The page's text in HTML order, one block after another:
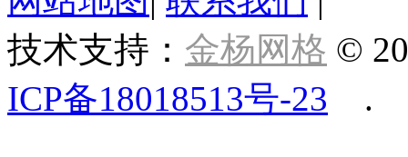
技术支持： 金杨网格 ©
ICP备18018513号-23 .